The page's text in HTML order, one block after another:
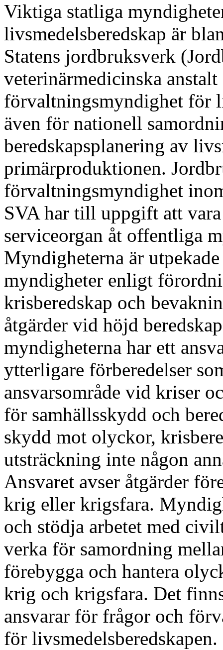
Viktiga statliga
livsmedelsberedskap är
Statens jordbruksverk
veterinärmedicinska
förvaltningsmyndighet för
även för nationell
beredskapsplanering av
primärproduktionen.
förvaltningsmyndighet
SVA har till uppgift att
serviceorgan åt offentliga
Myndigheterna är
myndigheter enligt
krisberedskap och
åtgärder vid höjd
myndigheterna har ett
ytterligare förberedelser
ansvarsområde vid kriser
för samhällsskydd och
skydd mot olyckor,
utsträckning inte någon
Ansvaret avser åtgärder
krig eller krigsfara.
och stödja arbetet med
verka för samordning
förebygga och hantera
krig och krigsfara. Det
ansvarar för frågor och
för livsmedelsberedskapen.